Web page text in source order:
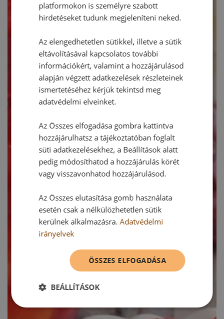
platformokon is személyre szabott
hirdetéseket tudunk megjeleníteni neked.
Az elengedhetetlen sütikkel, illetve a sütik
eltávolításával kapcsolatos további
információkért, valamint a hozzájárulásod
alapján végzett adatkezelések részleteinek
ismertetéséhez kérjük tekintsd meg
adatvédelmi elveinket.
Az Összes elfogadása gombra kattintva
hozzájárulhatsz a tájékoztatóban foglalt
süti adatkezelésekhez, a Beállítások alatt
pedig módosíthatod a hozzájárulás körét
vagy visszavonhatod hozzájárulásod.
Az Összes elutasítása gomb használata
esetén csak a nélkülözhetetlen sütik
kerülnek alkalmazásra.Adatvédelmi
irányelvek
ÖSSZES ELFOGADÁSA
BEÁLLÍTÁSOK